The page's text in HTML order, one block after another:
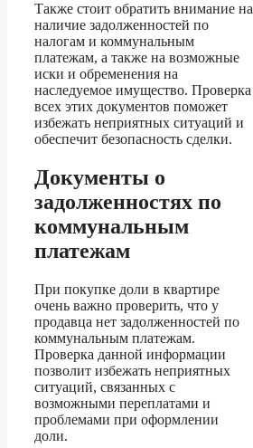
Также стоит обратить внимание на
наличие задолженностей по
налогам и коммунальным
платежам, а также на возможные
иски и обременения на
наследуемое имущество. Проверка
всех этих документов поможет
избежать неприятных ситуаций и
обеспечит безопасность сделки.
Документы о
задолженностях по
коммунальным
платежам
При покупке доли в квартире
очень важно проверить, что у
продавца нет задолженностей по
коммунальным платежам.
Проверка данной информации
позволит избежать неприятных
ситуаций, связанных с
возможными переплатами и
проблемами при оформлении
доли.